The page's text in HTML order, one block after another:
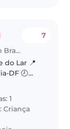
Emprego de babá em Brasília
7
do Lar 📍
DF 🕗
• Cuidar
no
a..
1
Criança